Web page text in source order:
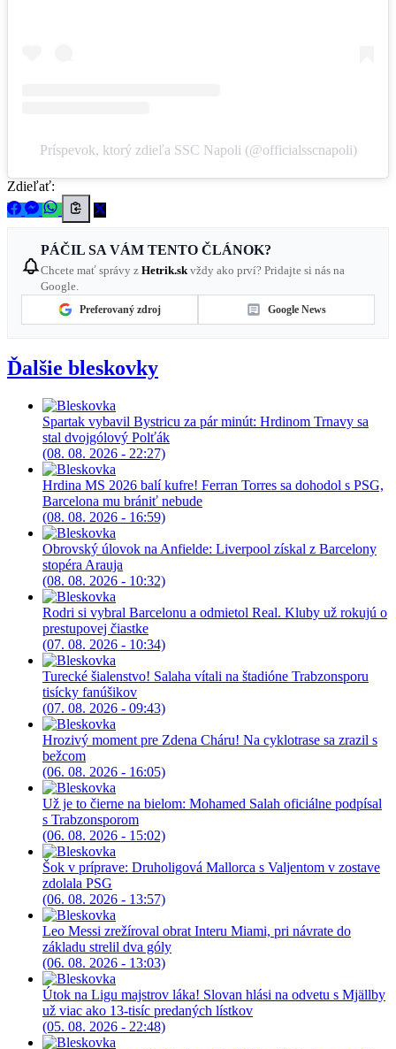
Príspevok, ktorý zdieľa SSC Napoli (@officialsscnapoli)
Zdieľať:
PÁČIL SA VÁM TENTO ČLÁNOK?
Chcete mať správy z Hetrik.skvždy ako prví? Pridajte si nás na
Google.
Preferovaný zdroj Google News
Ďalšie bleskovky
Spartak vybavil Bystricu za pár minút: Hrdinom Trnavy sa
stal dvojgólový Polťák
(08. 08. 2026 - 22:27)
Hrdina MS 2026 balí kufre! Ferran Torres sa dohodol s PSG,
Barcelona mu brániť nebude
(08. 08. 2026 - 16:59)
Obrovský úlovok na Anfielde: Liverpool získal z Barcelony
stopéra Arauja
(08. 08. 2026 - 10:32)
Rodri si vybral Barcelonu a odmietol Real. Kluby už rokujú o
prestupovej čiastke
(07. 08. 2026 - 10:34)
Turecké šialenstvo! Salaha vítali na štadióne Trabzonsporu
tisícky fanúšikov
(07. 08. 2026 - 09:43)
Hrozivý moment pre Zdena Cháru! Na cyklotrase sa zrazil s
bežcom
(06. 08. 2026 - 16:05)
Už je to čierne na bielom: Mohamed Salah oficiálne podpísal
s Trabzonsporom
(06. 08. 2026 - 15:02)
Šok v príprave: Druholigová Mallorca s Valjentom v zostave
zdolala PSG
(06. 08. 2026 - 13:57)
Leo Messi zrežíroval obrat Interu Miami, pri návrate do
základu strelil dva góly
(06. 08. 2026 - 13:03)
Útok na Ligu majstrov láka! Slovan hlási na odvetu s Mjällby
už viac ako 13-tisíc predaných lístkov
(05. 08. 2026 - 22:48)